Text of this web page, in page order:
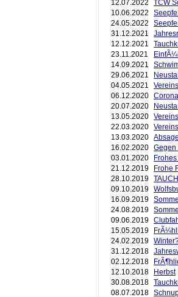
12.07.2022
TCW
10.06.2022
24.05.2022
31.12.2021
12.12.2021
23.11.2021
14.09.2021
29.06.2021
04.05.2021
06.12.2020
20.07.2020
13.05.2020
22.03.2020
13.03.2020
16.02.2020 Gegen
03.01.2020
21.12.2019
Frohe
28.10.2019
09.10.2019
16.09.2019
24.08.2019
09.06.2019
15.05.2019
24.02.2019
31.12.2018
02.12.2018
12.10.2018
Herbst
30.08.2018
08.07.2018